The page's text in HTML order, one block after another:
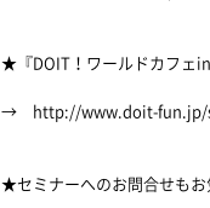
★『DOIT！ワールドカフェ
→ http://www.doit-fun.jp/
★セミナーへのお問合せもお